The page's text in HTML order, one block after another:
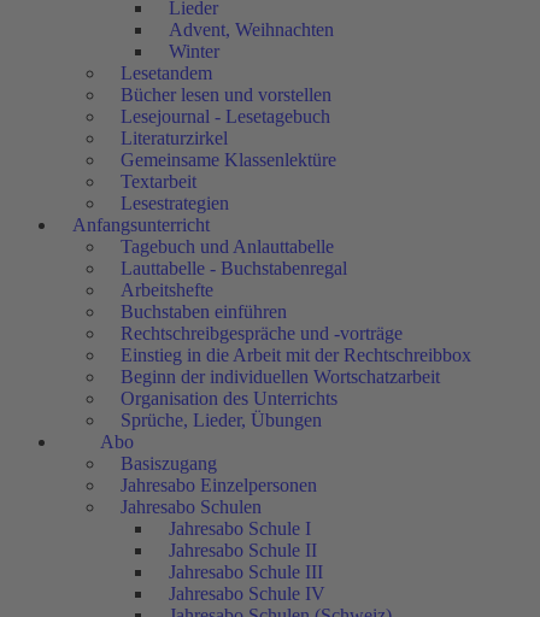
Lieder
Advent, Weihnachten
Winter
Lesetandem
Bücher lesen und vorstellen
Lesejournal - Lesetagebuch
Literaturzirkel
Gemeinsame Klassenlektüre
Textarbeit
Lesestrategien
Anfangsunterricht
Tagebuch und Anlauttabelle
Lauttabelle - Buchstabenregal
Arbeitshefte
Buchstaben einführen
Rechtschreibgespräche und -vorträge
Einstieg in die Arbeit mit der Rechtschreibbox
Beginn der individuellen Wortschatzarbeit
Organisation des Unterrichts
Sprüche, Lieder, Übungen
Abo
Basiszugang
Jahresabo Einzelpersonen
Jahresabo Schulen
Jahresabo Schule I
Jahresabo Schule II
Jahresabo Schule III
Jahresabo Schule IV